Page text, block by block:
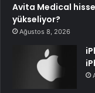
Avita Medical
yükseliyor?
Ağustos 8, 2026